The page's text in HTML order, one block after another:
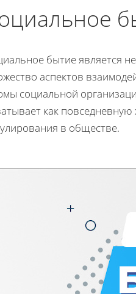
бытие является
аспектов
социальной
как
в обществе.